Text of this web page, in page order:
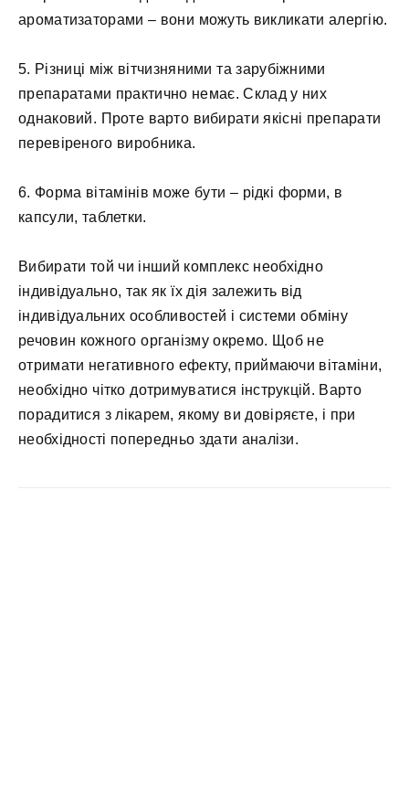
ароматизаторами – вони можуть викликати алергію.
5. Різниці між вітчизняними та зарубіжними
препаратами практично немає. Склад у них
однаковий. Проте варто вибирати якісні препарати
перевіреного виробника.
6. Форма вітамінів може бути – рідкі форми, в
капсули, таблетки.
Вибирати той чи інший комплекс необхідно
індивідуально, так як їх дія залежить від
індивідуальних особливостей і системи обміну
речовин кожного організму окремо. Щоб не
отримати негативного ефекту, приймаючи вітаміни,
необхідно чітко дотримуватися інструкцій. Варто
порадитися з лікарем, якому ви довіряєте, і при
необхідності попередньо здати аналізи.